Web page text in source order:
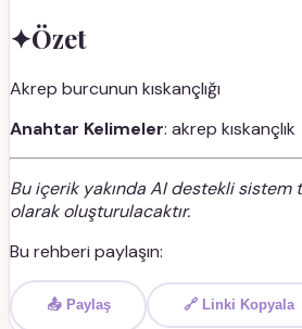
✦Özet
Akrep burcunun kıskançlığı
Anahtar Kelimeler: akrep kıskançlık
Bu içerik yakında AI destekli sistem
olarak oluşturulacaktır.
Bu rehberi paylaşın:
📤 Paylaş 🔗 Linki Kopyala